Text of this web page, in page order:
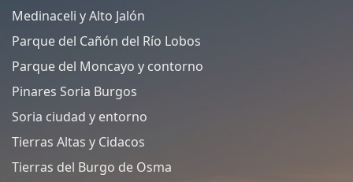
Medinaceli y Alto Jalón
Parque del Cañón del Río Lobos
Parque del Moncayo y contorno
Pinares Soria Burgos
Soria ciudad y entorno
Tierras Altas y Cidacos
Tierras del Burgo de Osma